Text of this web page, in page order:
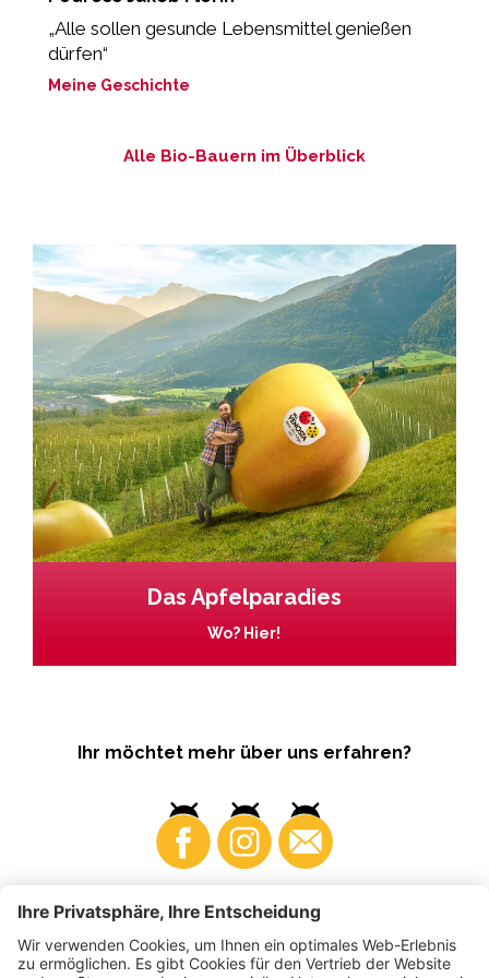
„Alle sollen gesunde Lebensmittel genießen
dürfen“
Meine Geschichte
Alle Bio-Bauern im Überblick
Das Apfelparadies
Wo? Hier!
Ihr möchtet mehr über uns erfahren?
Business Produzenten